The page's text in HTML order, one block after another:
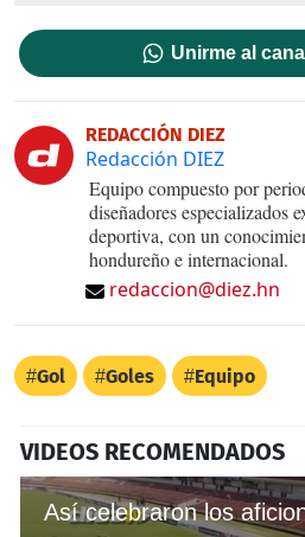
Unirme al
REDACCIÓN DIEZ
Redacción DIEZ
Equipo compuesto por
diseñadores especializados
deportiva, con un
hondureño e internacional.
redaccion@diez.hn
Gol Goles Equipo
VIDEOS RECOMENDADOS